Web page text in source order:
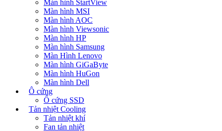
Màn hình StartView
Màn hình MSI
Màn hình AOC
Màn hình Viewsonic
Màn hình HP
Màn hình Samsung
Màn Hình Lenovo
Màn hình GiGaByte
Màn hình HuGon
Màn hình Dell
Ô cứng
Ổ cứng SSD
Tản nhiệt Cooling
Tản nhiệt khí
Fan tản nhiệt